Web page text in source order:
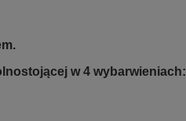
w 4 wybarwieniach: